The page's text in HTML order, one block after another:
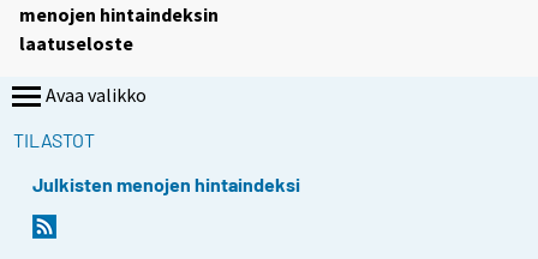
menojen hintaindeksin
laatuseloste
Avaa valikko
TILASTOT
Julkisten menojen hintaindeksi